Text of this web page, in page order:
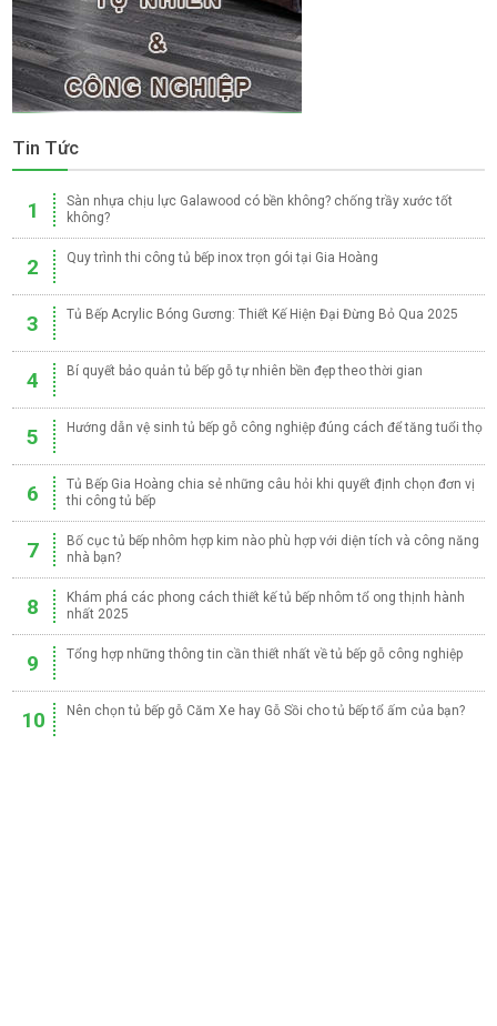
Tin Tức
1
Sàn nhựa chịu lực Galawood có bền không? chống trầy xước tốt
không?
2 Quy trình thi công tủ bếp inox trọn gói tại Gia Hoàng
3 Tủ Bếp Acrylic Bóng Gương: Thiết Kế Hiện Đại Đừng Bỏ Qua 2025
4 Bí quyết bảo quản tủ bếp gỗ tự nhiên bền đẹp theo thời gian
5 Hướng dẫn vệ sinh tủ bếp gỗ công nghiệp đúng cách để tăng tuổi thọ
6
Tủ Bếp Gia Hoàng chia sẻ những câu hỏi khi quyết định chọn đơn vị
thi công tủ bếp
7
Bố cục tủ bếp nhôm hợp kim nào phù hợp với diện tích và công năng
nhà bạn?
8
Khám phá các phong cách thiết kế tủ bếp nhôm tổ ong thịnh hành
nhất 2025
9 Tổng hợp những thông tin cần thiết nhất về tủ bếp gỗ công nghiệp
10 Nên chọn tủ bếp gỗ Căm Xe hay Gỗ Sồi cho tủ bếp tổ ấm của bạn?